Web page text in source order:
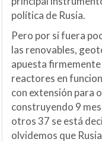
política de Rusia.
Pero por si fuera
las renovables,
apuesta
reactores en
con extensión para
construyendo 9
otros 37 se está
olvidemos que